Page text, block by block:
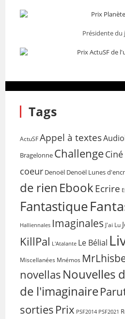
Présidente du
Tags
ActuSF Appel à textes
Bragelonne Challenge
coeur Denoël Denoël Lunes
de rien EbookEcrire
Fantastique
Halliennales Imaginales J'ai Lu
KillPal L'Atalante Le Bélial
Miscellanées Mnémos
novellas Nouvelles
de l'imaginaire
sorties Prix PSF2014 PSF2021